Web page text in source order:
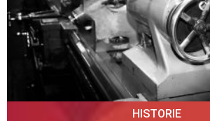
HISTORIE